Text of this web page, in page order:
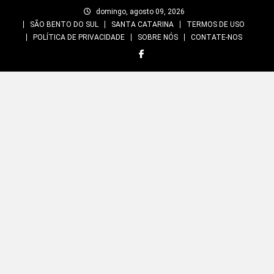
domingo, agosto 09, 2026
SÃO BENTO DO SUL
SANTA CATARINA
TERMOS DE USO
POLÍTICA DE PRIVACIDADE
SOBRE NÓS CONTATE-NOS